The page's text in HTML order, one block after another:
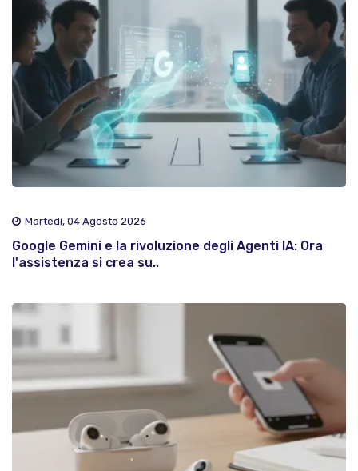
Martedì, 04 Agosto 2026
Google Gemini e la rivoluzione degli Agenti IA: Ora
l'assistenza si crea su..